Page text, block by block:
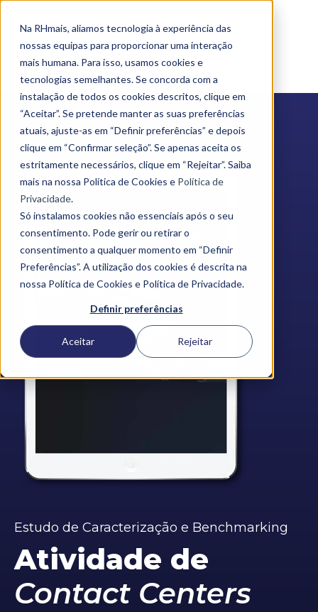
Na RHmais, aliamos tecnologia à experiência das
nossas equipas para proporcionar uma interação
mais humana. Para isso, usamos cookies e
tecnologias semelhantes. Se concorda com a
instalação de todos os cookies descritos, clique em
“Aceitar”. Se pretende manter as suas preferências
atuais, ajuste-as em “Definir preferências” e depois
clique em “Confirmar seleção”. Se apenas aceita os
estritamente necessários, clique em “Rejeitar”. Saiba
mais na nossa Política de Cookies e Política de
Privacidade.
Só instalamos cookies não essenciais após o seu
consentimento. Pode gerir ou retirar o
consentimento a qualquer momento em “Definir
Preferências”. A utilização dos cookies é descrita na
nossa Política de Cookies e Política de Privacidade.
Definir preferências
Aceitar Rejeitar
Estudo de Caracterização e Benchmarking
Atividade de
Contact Centers